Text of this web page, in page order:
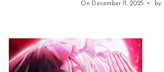
On December 11, 2025 by